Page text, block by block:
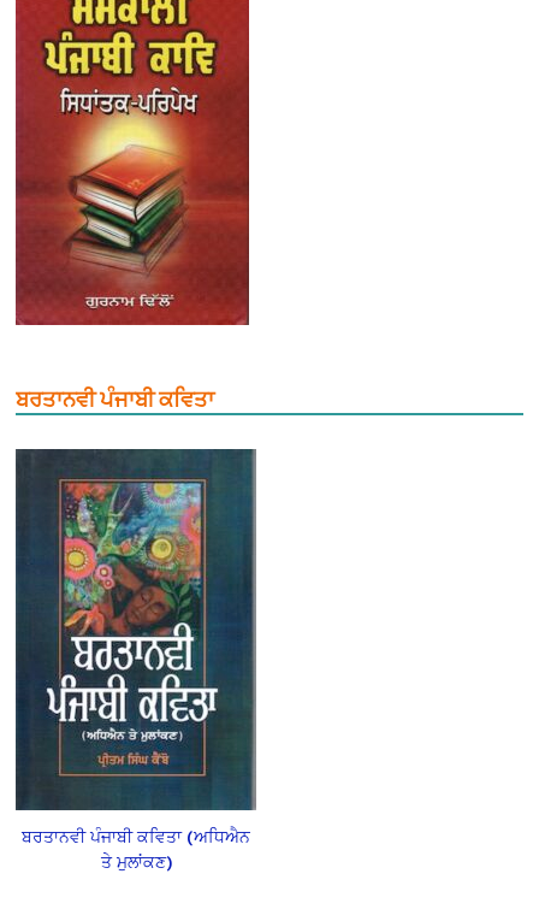
ਬਰਤਾਨਵੀ ਪੰਜਾਬੀ ਕਵਿਤਾ
ਬਰਤਾਨਵੀ ਪੰਜਾਬੀ ਕਵਿਤਾ (ਅਧਿਐਨ
ਤੇ ਮੁਲਾਂਕਣ)